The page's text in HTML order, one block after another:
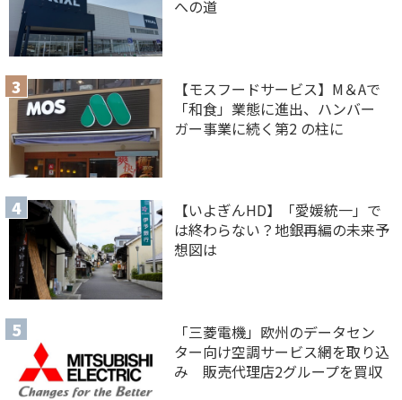
への道
【モスフードサービス】M＆Aで
「和食」業態に進出、ハンバー
ガー事業に続く第2 の柱に
【いよぎんHD】「愛媛統一」で
は終わらない？地銀再編の未来予
想図は
「三菱電機」欧州のデータセン
ター向け空調サービス網を取り込
み 販売代理店2グループを買収